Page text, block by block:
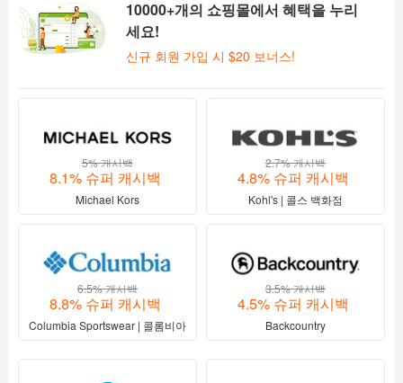
10000+개의 쇼핑몰에서 혜택을 누리
세요!
신규 회원 가입 시 $20 보너스!
5% 캐시백
8.1% 슈퍼 캐시백
Michael Kors
2.7% 캐시백
4.8% 슈퍼 캐시백
Kohl's | 콜스 백화점
6.5% 캐시백
8.8% 슈퍼 캐시백
Columbia Sportswear | 콜롬비아
3.5% 캐시백
4.5% 슈퍼 캐시백
Backcountry